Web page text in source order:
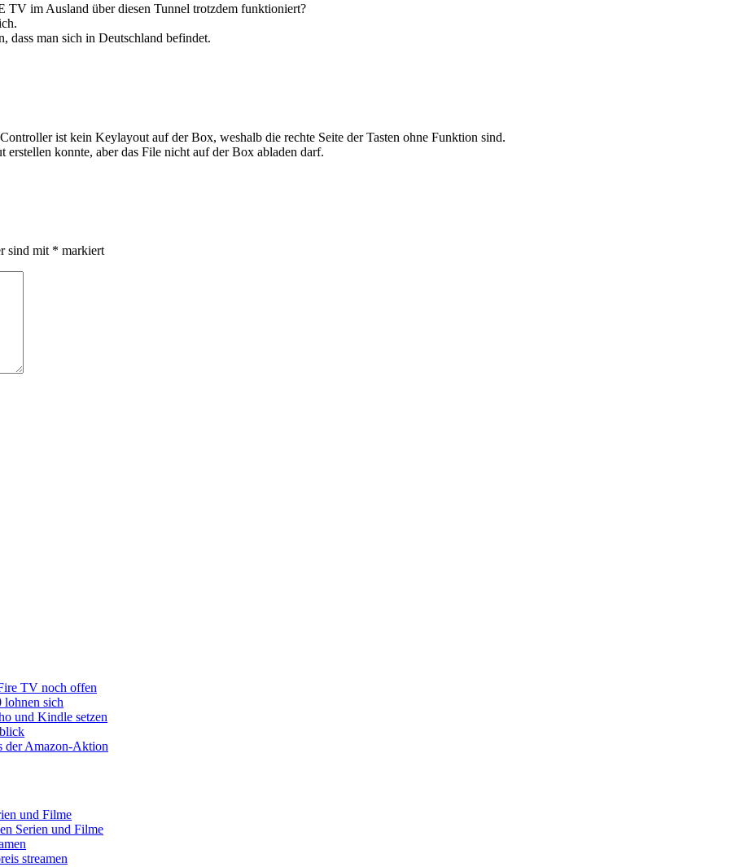
TV im Ausland über diesen Tunnel trotzdem funktioniert?
dass man sich in Deutschland befindet.
ist kein Keylayout auf der Box, weshalb die rechte Seite der Tasten ohne Funktion sind.
konnte, aber das File nicht auf der Box abladen darf.
sind mit * markiert
TV noch offen
lohnen sich
und Kindle setzen
der Amazon-Aktion
und Filme
Serien und Filme
streamen